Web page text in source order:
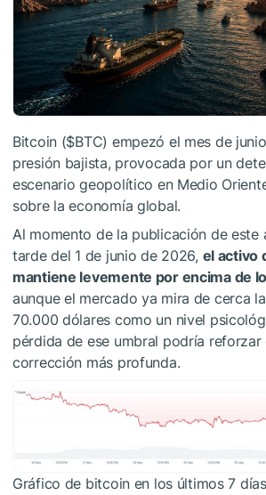
Bitcoin ($BTC) empezó el mes de
presión bajista, provocada por un
escenario geopolítico en Medio
sobre la economía global.
Al momento de la publicación de este
tarde del 1 de junio de 2026, el activo
mantiene levemente por encima de
aunque el mercado ya mira de cerca
70.000 dólares como un nivel
pérdida de ese umbral podría reforzar
corrección más profunda.
Gráfico de bitcoin en los últimos 7